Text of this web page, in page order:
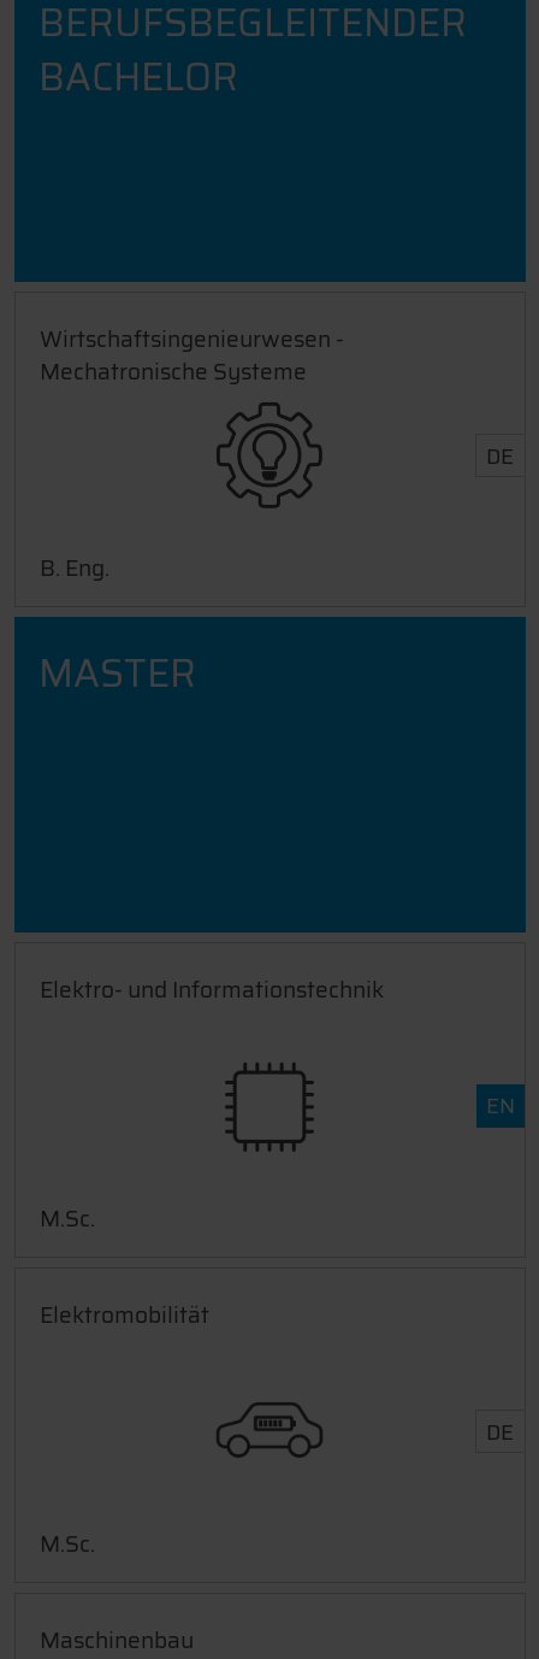
BERUFSBEGLEITENDER
BACHELOR
Wirtschaftsingenieurwesen -
Mechatronische Systeme
DE
B. Eng.
MASTER
Elektro- und Informationstechnik
EN
M.Sc.
Elektromobilität
DE
M.Sc.
Maschinenbau